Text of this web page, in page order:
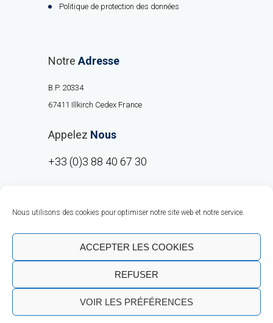
Nous utilisons des cookies pour optimiser notre site web et notre service.
ACCEPTER LES COOKIES
REFUSER
VOIR LES PRÉFÉRENCES
Politique de protection des données
Notre Adresse
B.P. 20334
67411 Illkirch Cedex France
Appelez Nous
+33 (0)3 88 40 67 30
Copyright © RMO Europe 2020 |Talent